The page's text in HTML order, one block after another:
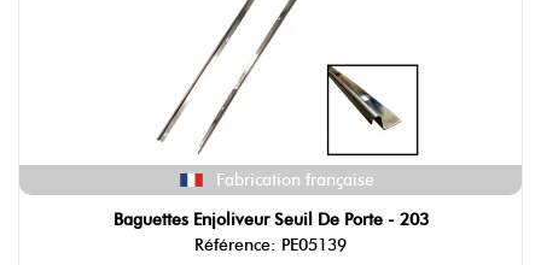
Fabrication française
Baguettes Enjoliveur Seuil De Porte - 203
Référence: PE05139